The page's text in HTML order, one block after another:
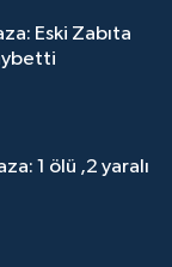
Eski Zabıta
1 ölü ,2 yaralı